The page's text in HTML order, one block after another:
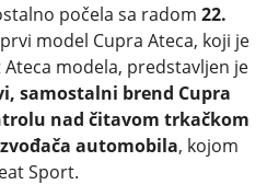
počela sa radom 22.
model Cupra Ateca, koji je
modela, predstavljen je
samostalni brend Cupra
nad čitavom trkačkom
automobila, kojom
Sport.